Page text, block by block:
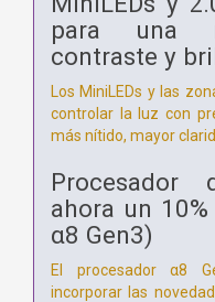
para una
contraste y
Los MiniLEDs y las
controlar la luz con
más nítido, mayor
Procesador
ahora un
α8 Gen3)
El procesador α8
incorporar las